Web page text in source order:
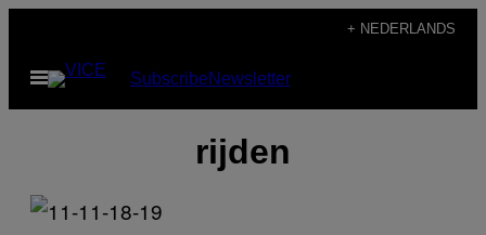
de
+ NEDERLANDS
Open
menu
SubscribeNewsletter
rijden